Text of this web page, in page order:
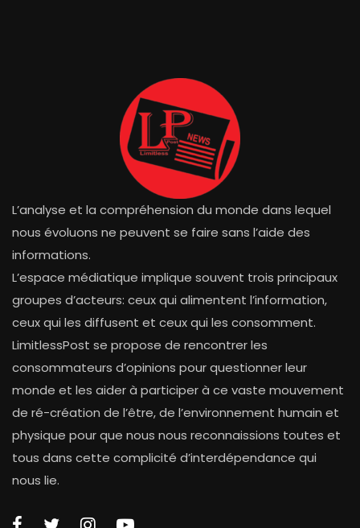
L’analyse et la compréhension du monde dans lequel
nous évoluons ne peuvent se faire sans l’aide des
informations.
L’espace médiatique implique souvent trois principaux
groupes d’acteurs: ceux qui alimentent l’information,
ceux qui les diffusent et ceux qui les consomment.
LimitlessPost se propose de rencontrer les
consommateurs d’opinions pour questionner leur
monde et les aider à participer à ce vaste mouvement
de ré-création de l’être, de l’environnement humain et
physique pour que nous nous reconnaissions toutes et
tous dans cette complicité d’interdépendance qui
nous lie.